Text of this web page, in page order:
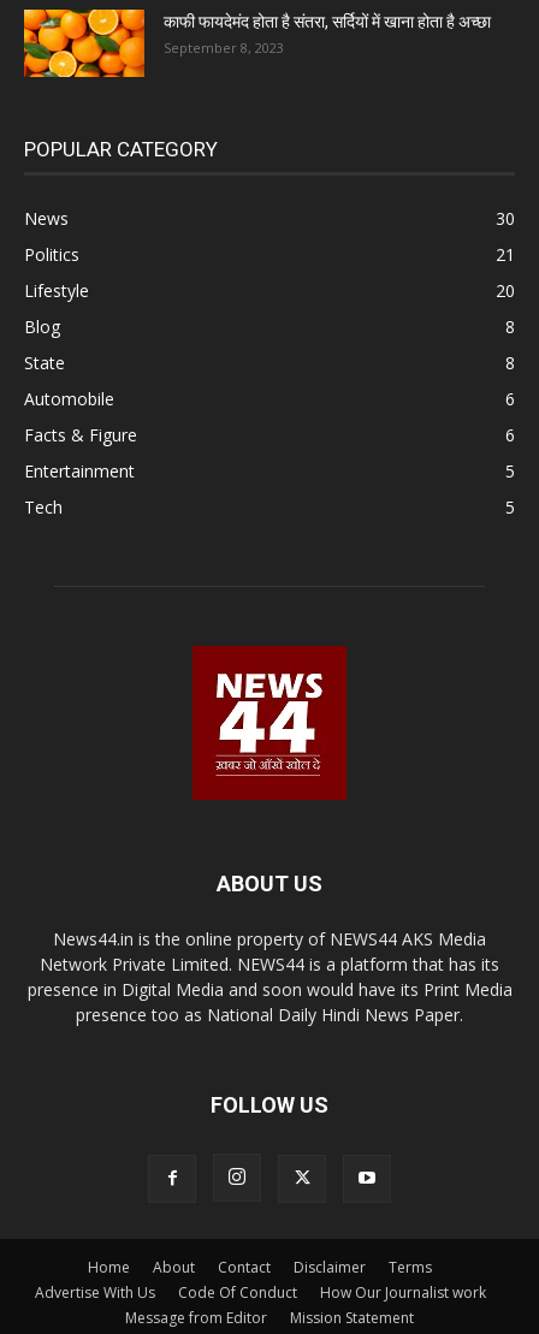
काफी फायदेमंद होता है संतरा, सर्दियों में खाना होता है अच्छा
September 8, 2023
POPULAR CATEGORY
News
30
Politics
21
Lifestyle
20
Blog
8
State
8
Automobile
6
Facts & Figure
6
Entertainment
5
Tech
5
ABOUT US
News44.in is the online property of NEWS44 AKS Media
Network Private Limited. NEWS44 is a platform that has its
presence in Digital Media and soon would have its Print Media
presence too as National Daily Hindi News Paper.
FOLLOW US
Home About Contact Disclaimer
Terms
Advertise With Us
Code Of Conduct
How Our Journalist work
Message from Editor
Mission Statement